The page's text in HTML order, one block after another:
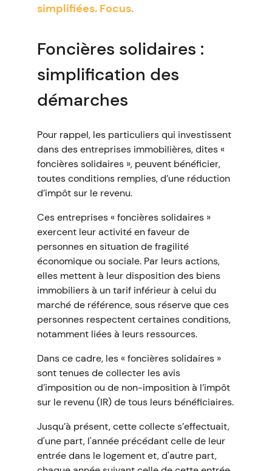
simplifiées. Focus.
Foncières solidaires :
simplification des
démarches
Pour rappel, les particuliers qui investissent
dans des entreprises immobilières, dites «
foncières solidaires », peuvent bénéficier,
toutes conditions remplies, d’une réduction
d’impôt sur le revenu.
Ces entreprises « foncières solidaires »
exercent leur activité en faveur de
personnes en situation de fragilité
économique ou sociale. Par leurs actions,
elles mettent à leur disposition des biens
immobiliers à un tarif inférieur à celui du
marché de référence, sous réserve que ces
personnes respectent certaines conditions,
notamment liées à leurs ressources.
Dans ce cadre, les « foncières solidaires »
sont tenues de collecter les avis
d’imposition ou de non-imposition à l’impôt
sur le revenu (IR) de tous leurs bénéficiaires.
Jusqu’à présent, cette collecte s’effectuait,
d'une part, l'année précédant celle de leur
entrée dans le logement et, d'autre part,